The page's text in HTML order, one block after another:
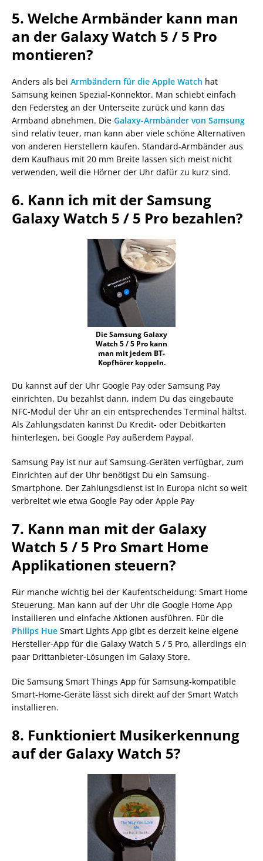
5. Welche Armbänder kann man
an der Galaxy Watch 5 / 5 Pro
montieren?
Anders als bei Armbändern für die Apple Watch hat
Samsung keinen Spezial-Konnektor. Man schiebt einfach
den Federsteg an der Unterseite zurück und kann das
Armband abnehmen. Die Galaxy-Armbänder von Samsung
sind relativ teuer, man kann aber viele schöne Alternativen
von anderen Herstellern kaufen. Standard-Armbänder aus
dem Kaufhaus mit 20 mm Breite lassen sich meist nicht
verwenden, weil die Hörner der Uhr dafür zu kurz sind.
6. Kann ich mit der Samsung
Galaxy Watch 5 / 5 Pro bezahlen?
Die Samsung Galaxy
Watch 5 / 5 Pro kann
man mit jedem BT-
Kopfhörer koppeln.
Du kannst auf der Uhr Google Pay oder Samsung Pay
einrichten. Du bezahlst dann, indem Du das eingebaute
NFC-Modul der Uhr an ein entsprechendes Terminal hältst.
Als Zahlungsdaten kannst Du Kredit- oder Debitkarten
hinterlegen, bei Google Pay außerdem Paypal.
Samsung Pay ist nur auf Samsung-Geräten verfügbar, zum
Einrichten auf der Uhr benötigst Du ein Samsung-
Smartphone. Der Zahlungsdienst ist in Europa nicht so weit
verbreitet wie etwa Google Pay oder Apple Pay
7. Kann man mit der Galaxy
Watch 5 / 5 Pro Smart Home
Applikationen steuern?
Für manche wichtig bei der Kaufentscheidung: Smart Home
Steuerung. Man kann auf der Uhr die Google Home App
installieren und einfache Aktionen ausführen. Für die
Philips Hue Smart Lights App gibt es derzeit keine eigene
Hersteller-App für die Galaxy Watch 5 / 5 Pro, allerdings ein
paar Drittanbieter-Lösungen im Galaxy Store.
Die Samsung Smart Things App für Samsung-kompatible
Smart-Home-Geräte lässt sich direkt auf der Smart Watch
installieren.
8. Funktioniert Musikerkennung
auf der Galaxy Watch 5?